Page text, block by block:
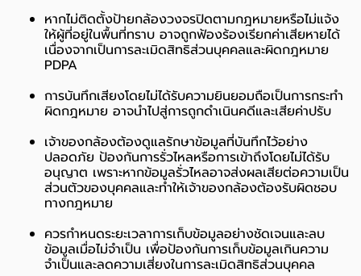
หากไม่ติดตั้งป้ายกล้องวงจรปิดตามกฎหมายหรือไม่แจ้ง
ให้ผู้ที่อยู่ในพื้นที่ทราบ อาจถูกฟ้องร้องเรียกค่าเสียหายได้
เนื่องจากเป็นการละเมิดสิทธิส่วนบุคคลและผิดกฎหมาย
PDPA
การบันทึกเสียงโดยไม่ได้รับความยินยอมถือเป็นการกระทำ
ผิดกฎหมาย อาจนำไปสู่การถูกดำเนินคดีและเสียค่าปรับ
เจ้าของกล้องต้องดูแลรักษาข้อมูลที่บันทึกไว้อย่าง
ปลอดภัย ป้องกันการรั่วไหลหรือการเข้าถึงโดยไม่ได้รับ
อนุญาต เพราะหากข้อมูลรั่วไหลอาจส่งผลเสียต่อความเป็น
ส่วนตัวของบุคคลและทำให้เจ้าของกล้องต้องรับผิดชอบ
ทางกฎหมาย
ควรกำหนดระยะเวลาการเก็บข้อมูลอย่างชัดเจนและลบ
ข้อมูลเมื่อไม่จำเป็น เพื่อป้องกันการเก็บข้อมูลเกินความ
จำเป็นและลดความเสี่ยงในการละเมิดสิทธิส่วนบุคคล